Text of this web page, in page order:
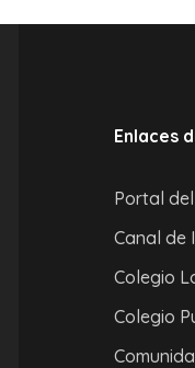
Enlaces
Portal
Canal de
Colegio
Colegio